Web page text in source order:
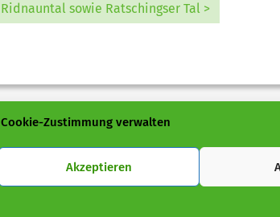
Cookie-Zustimmung verwalten
Akzeptieren
sowie Ratschingser Tal >